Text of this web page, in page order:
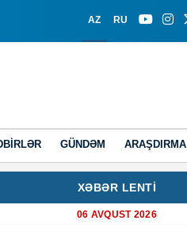
AZ RU
GÜNDƏM ARAŞDIRMA
XƏBƏR LENTİ
06 AVQUST 2026